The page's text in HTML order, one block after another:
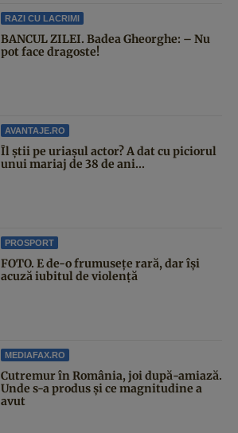
RAZI CU LACRIMI
BANCUL ZILEI. Badea Gheorghe: – Nu
pot face dragoste!
AVANTAJE.RO
Îl știi pe uriașul actor? A dat cu piciorul
unui mariaj de 38 de ani...
PROSPORT
FOTO. E de-o frumusețe rară, dar își
acuză iubitul de violență
MEDIAFAX.RO
Cutremur în România, joi după-amiază.
Unde s-a produs și ce magnitudine a
avut